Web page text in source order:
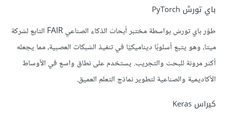
باي تورش PyTorch
طوّر باي تورش بواسطة مختبر أبحاث الذكاء الصناعي FAIR التابع لشركة
ميتا، وهو يتبع أسلوبًا ديناميكيًا في تنفيذ الشبكات العصبية، مما يجعله
أكثر مرونة للبحث والتجريب. يستخدم على نطاق واسع في الأوساط
الأكاديمية والصناعية لتطوير نماذج التعلم العميق.
كيراس Keras